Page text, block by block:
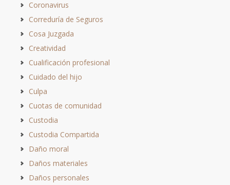
Coronavirus
Correduría de Seguros
Cosa Juzgada
Creatividad
Cualificación profesional
Cuidado del hijo
Culpa
Cuotas de comunidad
Custodia
Custodia Compartida
Daño moral
Daños materiales
Daños personales